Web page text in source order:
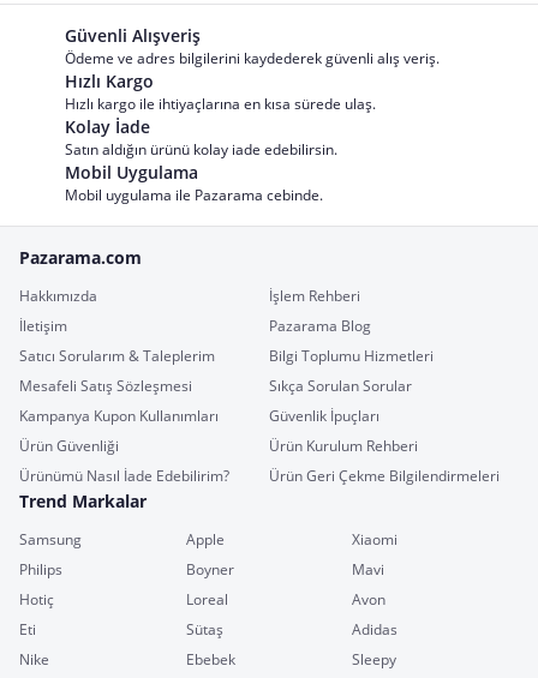
Güvenli Alışveriş
Ödeme ve adres bilgilerini kaydederek güvenli alış veriş.
Hızlı Kargo
Hızlı kargo ile ihtiyaçlarına en kısa sürede ulaş.
Kolay İade
Satın aldığın ürünü kolay iade edebilirsin.
Mobil Uygulama
Mobil uygulama ile Pazarama cebinde.
Pazarama.com
Hakkımızda
İşlem Rehberi
İletişim
Pazarama Blog
Satıcı Sorularım & Taleplerim
Bilgi Toplumu Hizmetleri
Mesafeli Satış Sözleşmesi
Sıkça Sorulan Sorular
Kampanya Kupon Kullanımları
Güvenlik İpuçları
Ürün Güvenliği
Ürün Kurulum Rehberi
Ürünümü Nasıl İade Edebilirim?
Ürün Geri Çekme Bilgilendirmeleri
Trend Markalar
Samsung Apple
Xiaomi
Philips
Boyner
Mavi
Hotiç
Loreal
Avon
Eti
Sütaş
Adidas
Nike
Ebebek
Sleepy